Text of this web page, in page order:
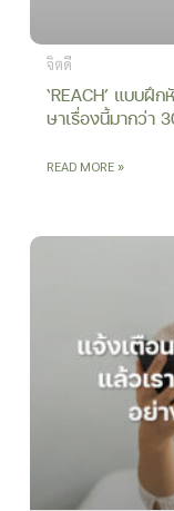
จิตดี
‘REACH’ แบบฝึ
ษาเรื่องนี้มากว่า
READ MORE »